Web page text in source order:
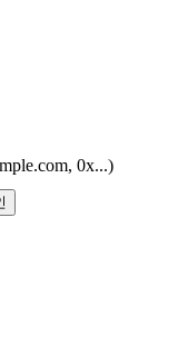
0x...)